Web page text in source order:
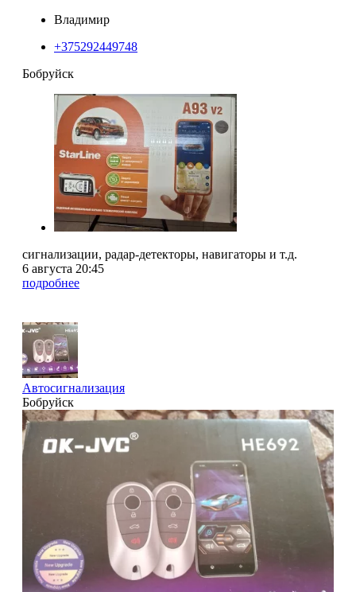
Владимир
+375292449748
Бобруйск
сигнализации, радар-детекторы, навигаторы и т.д.
6 августа 20:45
подробнее
Автосигнализация
Бобруйск